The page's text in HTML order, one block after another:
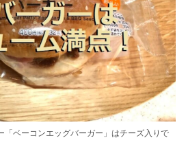
「ベーコンエッグバーガー」はチーズ入りで